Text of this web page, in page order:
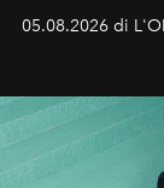
formali e a
un’impronta
05.08.2026 di